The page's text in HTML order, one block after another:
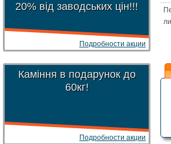
20% від заводських цін!!!
Подробности акции
Каміння в подарунок до
60кг!
Подробности акции